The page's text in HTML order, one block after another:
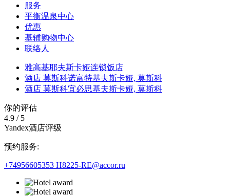
服务
平衡温泉中心
优惠
基辅购物中心
联络人
雅高基耶夫斯卡娅连锁饭店
酒店 莫斯科诺富特基夫斯卡娅, 莫斯科
酒店 莫斯科宜必思基夫斯卡娅, 莫斯科
你的评估
4.9 / 5
Yandex酒店评级
预约服务:
+74956605353 H8225-RE@accor.ru